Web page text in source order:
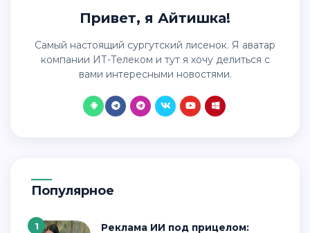
Привет, я Айтишка!
Самый настоящий сургутский лисенок. Я аватар
компании ИТ-Телеком и тут я хочу делиться с
вами интересными новостями.
Популярное
1
Реклама ИИ под прицелом: